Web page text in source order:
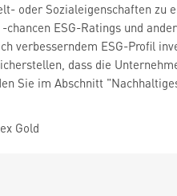
oder Sozialeigenschaften zu
chancen ESG-Ratings und
verbesserndem ESG-Profil
dass die
Sie im Abschnitt
Gold